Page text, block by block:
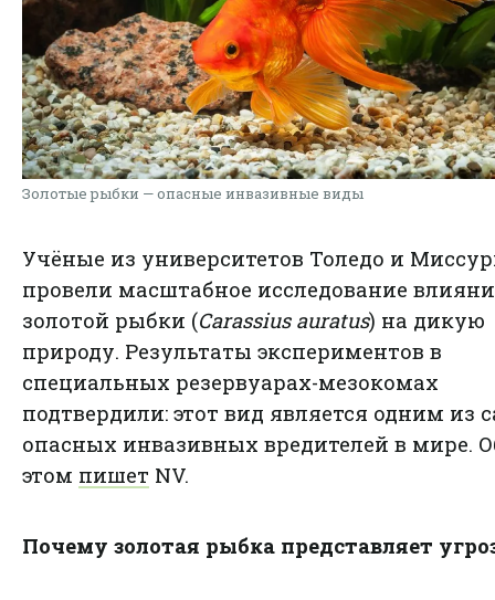
Золотые рыбки — опасные инвазивные виды
Учёные из университетов Толедо и
провели масштабное исследование
золотой рыбки (Carassius auratus) на дикую
природу. Результаты экспериментов в
специальных резервуарах-мезокомах
подтвердили: этот вид является одним из
опасных инвазивных вредителей в мире.
этом пишет NV.
Почему золотая рыбка представляет